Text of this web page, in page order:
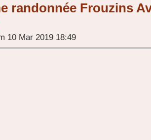
randonnée Frouzins
10 Mar 2019 18:49